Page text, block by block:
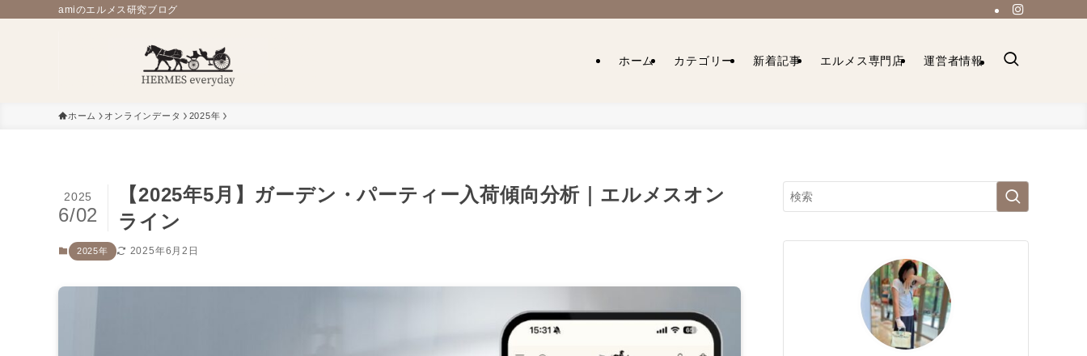
amiのエルメス研究ブログ
ホーム カテゴリー 新着記事 エルメス専門店 運営者情報
ホーム オンラインデータ 2025年
【2025年5月】ガーデン・パーティー入荷傾向分析｜エルメスオン
ライン
2025
6/02
2025年 2025年6月2日